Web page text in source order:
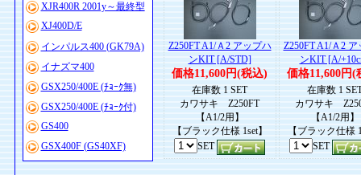
XJR400R 2001y～最終型
XJ400D/E
インパルス400 (GK79A)
イナズマ400
GSX250/400E (ﾁｮｰｸ無)
GSX250/400E (ﾁｮｰｸ付)
GS400
GSX400F (GS40XF)
Z250FT A1/Ａ2 アップハ
ンKIT [A/STD]
価格11,600円(税込)
在庫数 1 SET
カワサキ Z250FT
【A1/2用】
【ブラック仕様 1set】
SET
Z250FT A1/Ａ2 ア
ンKIT [A/
価格11,600円(
在庫数 1
カワサキ
【A1/2用】
【ブラック仕様
SET